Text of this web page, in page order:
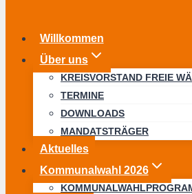
Willkommen
Über uns
KREISVORSTAND FREIE
TERMINE
DOWNLOADS
MANDATSTRÄGER
Aktuelles
Kommunalwahl 2026